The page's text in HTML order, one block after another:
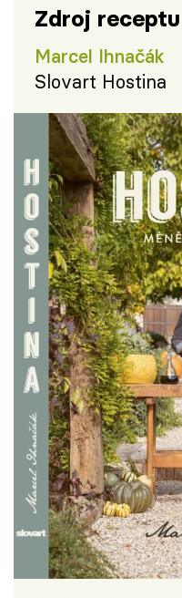
Zdroj receptu
Marcel Ihnačák
Slovart Hostina